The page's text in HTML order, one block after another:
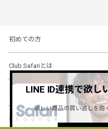
初めての方
Club Safariとは
ショッピングガイド
会社概要・規約
LINE ID連携で欲し
欲しい商品の買い逃しを防